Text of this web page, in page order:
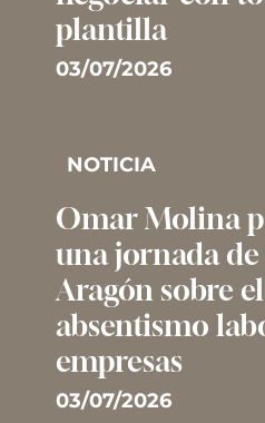
plantilla
03/07/2026
NOTICIA
Omar Molina
una jornada de
Aragón sobre
absentismo
empresas
03/07/2026